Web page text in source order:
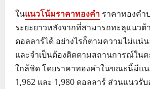
ในแนวโน้มราคาทองคำ ราคาทองคำ
ระยะยาวหลังจากที่สามารถทะลุแนวต้
ดอลลาร์ได้ อย่างไรก็ตามความไม่แน่
และจำเป็นต้องติดตามสถานการณ์ใน
ใกล้ชิด โดยราคาทองคำในขณะนี้มีแ
1,962 และ 1,980 ดอลลาร์ ส่วนแนวรั